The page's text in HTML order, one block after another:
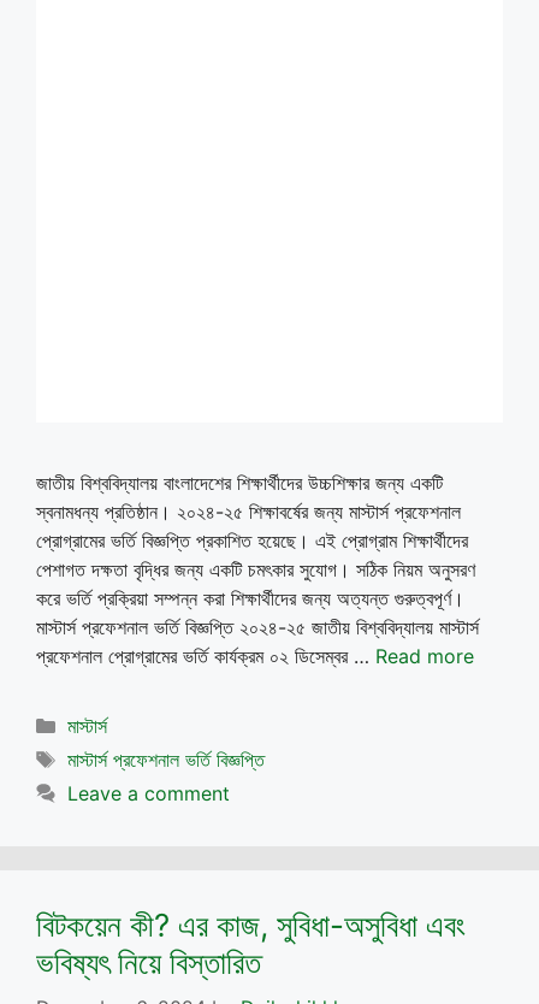
জাতীয় বিশ্ববিদ্যালয় বাংলাদেশের শিক্ষার্থীদের উচ্চশিক্ষার জন্য একটি
স্বনামধন্য প্রতিষ্ঠান। ২০২৪-২৫ শিক্ষাবর্ষের জন্য মাস্টার্স প্রফেশনাল
প্রোগ্রামের ভর্তি বিজ্ঞপ্তি প্রকাশিত হয়েছে। এই প্রোগ্রাম শিক্ষার্থীদের
পেশাগত দক্ষতা বৃদ্ধির জন্য একটি চমৎকার সুযোগ। সঠিক নিয়ম অনুসরণ
করে ভর্তি প্রক্রিয়া সম্পন্ন করা শিক্ষার্থীদের জন্য অত্যন্ত গুরুত্বপূর্ণ।
মাস্টার্স প্রফেশনাল ভর্তি বিজ্ঞপ্তি ২০২৪-২৫ জাতীয় বিশ্ববিদ্যালয় মাস্টার্স
প্রফেশনাল প্রোগ্রামের ভর্তি কার্যক্রম ০২ ডিসেম্বর … Read more
Categories
মাস্টার্স
Tags
মাস্টার্স প্রফেশনাল ভর্তি বিজ্ঞপ্তি
Leave a comment
বিটকয়েন কী? এর কাজ, সুবিধা-অসুবিধা এবং
ভবিষ্যৎ নিয়ে বিস্তারিত